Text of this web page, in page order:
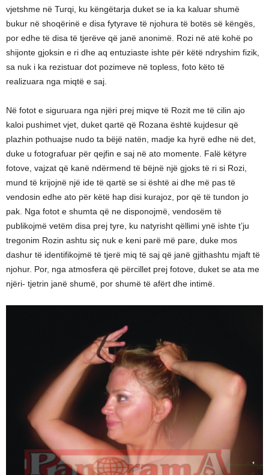
vjetshme në Turqi, ku këngëtarja duket se ia ka kaluar shumë
bukur në shoqërinë e disa fytyrave të njohura të botës së këngës,
por edhe të disa të tjerëve që janë anonimë. Rozi në atë kohë po
shijonte gjoksin e ri dhe aq entuziaste ishte për këtë ndryshim fizik,
sa nuk i ka rezistuar dot pozimeve në topless, foto këto të
realizuara nga miqtë e saj.
Në fotot e siguruara nga njëri prej miqve të Rozit me të cilin ajo
kaloi pushimet vjet, duket qartë që Rozana është kujdesur që
plazhin pothuajse nudo ta bëjë natën, madje ka hyrë edhe në det,
duke u fotografuar për qejfin e saj në ato momente. Falë këtyre
fotove, vajzat që kanë ndërmend të bëjnë një gjoks të ri si Rozi,
mund të krijojnë një ide të qartë se si është ai dhe më pas të
vendosin edhe ato për këtë hap disi kurajoz, por që të tundon jo
pak. Nga fotot e shumta që ne disponojmë, vendosëm të
publikojmë vetëm disa prej tyre, ku natyrisht qëllimi ynë ishte t’ju
tregonim Rozin ashtu siç nuk e keni parë më pare, duke mos
dashur të identifikojmë të tjerë miq të saj që janë gjithashtu mjaft të
njohur. Por, nga atmosfera që përcillet prej fotove, duket se ata me
njëri- tjetrin janë shumë, por shumë të afërt dhe intimë.